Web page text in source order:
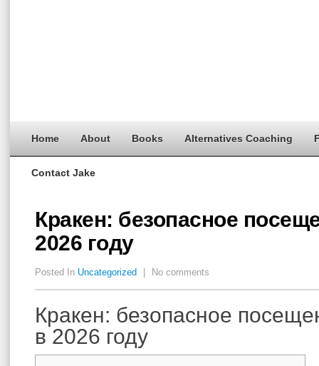
Home About Books Alternatives Coaching
Contact Jake
Кракен: безопасное
2026 году
Posted In Uncategorized No comments
Кракен: безопасное
в 2026 году